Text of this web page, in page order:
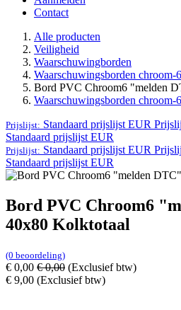
Contact
Alle producten
Veiligheid
Waarschuwingborden
Waarschuwingsborden chroom-6
Bord PVC Chroom6 "melden
Waarschuwingsborden chroom-6
Prijslijst: Standaard prijslijst EUR
Standaard prijslijst EUR
Prijslijst: Standaard prijslijst EUR
Standaard prijslijst EUR
Bord PVC Chroom6
40x80 Kolktotaal
(0 beoordeling)
€ 0,00 €0,00 (Exclusief btw)
€ 9,00 (Exclusief btw)